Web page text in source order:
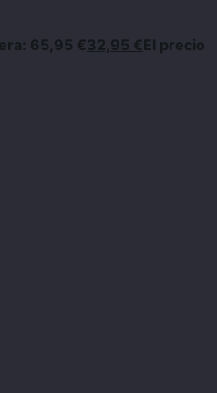
65,95 €32,95 €El precio